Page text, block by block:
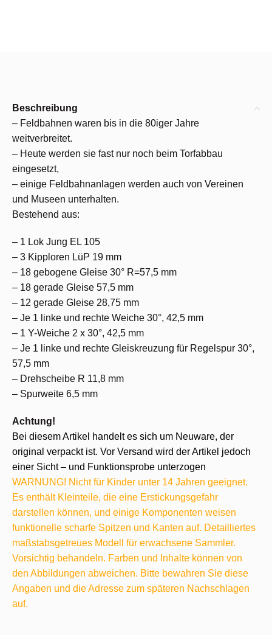
Beschreibung
– Feldbahnen waren bis in die 80iger Jahre
weitverbreitet.
– Heute werden sie fast nur noch beim Torfabbau
eingesetzt,
– einige Feldbahnanlagen werden auch von Vereinen
und Museen unterhalten.
Bestehend aus:
– 1 Lok Jung EL 105
– 3 Kipploren LüP 19 mm
– 18 gebogene Gleise 30° R=57,5 mm
– 18 gerade Gleise 57,5 mm
– 12 gerade Gleise 28,75 mm
– Je 1 linke und rechte Weiche 30°, 42,5 mm
– 1 Y-Weiche 2 x 30°, 42,5 mm
– Je 1 linke und rechte Gleiskreuzung für Regelspur 30°,
57,5 mm
– Drehscheibe R 11,8 mm
– Spurweite 6,5 mm
Achtung!
Bei diesem Artikel handelt es sich um Neuware, der
original verpackt ist. Vor Versand wird der Artikel jedoch
einer Sicht – und Funktionsprobe unterzogen
WARNUNG! Nicht für Kinder unter 14 Jahren geeignet.
Es enthält Kleinteile, die eine Erstickungsgefahr
darstellen können, und einige Komponenten weisen
funktionelle scharfe Spitzen und Kanten auf. Detailliertes
maßstabsgetreues Modell für erwachsene Sammler.
Vorsichtig behandeln. Farben und Inhalte können von
den Abbildungen abweichen. Bitte bewahren Sie diese
Angaben und die Adresse zum späteren Nachschlagen
auf.